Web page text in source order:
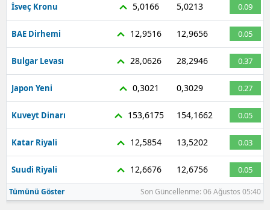
İsveç Kronu 5,0166 5,0213 0.09
BAE Dirhemi 12,9516 12,9656 0.05
Bulgar Levası 28,0626 28,2946 0.37
Japon Yeni 0,3021 0,3029 0.27
Kuveyt Dinarı 153,6175 154,1662 0.05
Katar Riyali 12,5854 13,5202 0.03
Suudi Riyali 12,6676 12,6756 0.05
Tümünü Göster Son Güncellenme: 06 Ağustos 05:40